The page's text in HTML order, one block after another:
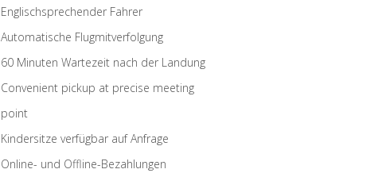
Englischsprechender Fahrer
Automatische Flugmitverfolgung
60 Minuten Wartezeit nach der Landung
Convenient pickup at precise meeting
point
Kindersitze verfügbar auf Anfrage
Online- und Offline-Bezahlungen